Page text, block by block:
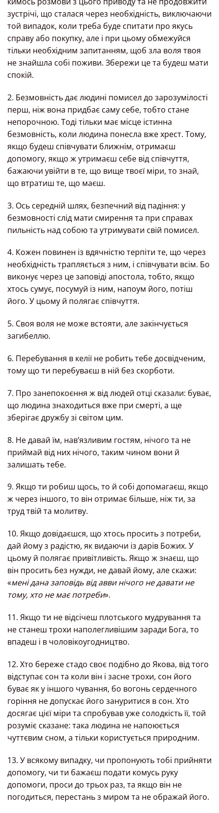
зустрічі, що сталася через необхідність, виключаючи
той випадок, коли треба буде спитати про якусь
справу або покупку, але і при цьому обмежуйся
тільки необхідним запитанням, щоб зла воля твоя
не знайшла собі поживи. Збережи це та будеш мати
спокій.
2. Безмовність дає людині помисел до зарозумілості
перш, ніж вона придбає саму себе, тобто стане
непорочною. Тоді тільки має місце істинна
безмовність, коли людина понесла вже хрест. Тому,
якщо будеш співчувати ближнім, отримаєш
допомогу, якщо ж утримаєш себе від співчуття,
бажаючи увійти в те, що вище твоєї міри, то знай,
що втратиш те, що маєш.
3. Ось середній шлях, безпечний від падіння: у
безмовності слід мати смирення та при справах
пильність над собою та утримувати свій помисел.
4. Кожен повинен із вдячністю терпіти те, що через
необхідність трапляється з ним, і співчувати всім. Бо
виконує через це заповіді апостола, тобто, якщо
хтось сумує, посумуй із ним, напоум його, потіш
його. У цьому й полягає співчуття.
5. Своя воля не може встояти, але закінчується
загибеллю.
6. Перебування в келії не робить тебе досвідченим,
тому що ти перебуваєш в ній без скорботи.
7. Про занепокоєння ж від людей отці сказали: буває,
що людина знаходиться вже при смерті, а ще
зберігає дружбу зі світом цим.
8. Не давай їм, навʼязливим гостям, нічого та не
приймай від них нічого, таким чином вони й
залишать тебе.
9. Якщо ти робиш щось, то й собі допомагаєш, якщо
ж через іншого, то він отримає більше, ніж ти, за
труд твій та молитву.
10. Якщо довідаєшся, що хтось просить з потреби,
дай йому з радістю, як видаючи із дарів Божих. У
цьому й полягає привітливість. Якщо ж знаєш, що
він просить без нужди, не давай йому, але скажи:
«мені дана заповідь від авви нічого не давати не
тому, хто не має потреби».
11. Якщо ти не відсічеш плотського мудрування та
не станеш трохи наполегливішим заради Бога, то
впадеш і в чоловікоугодництво.
12. Хто береже стадо своє подібно до Якова, від того
відступає сон та коли він і засне трохи, сон його
буває як у іншого чування, бо вогонь сердечного
горіння не допускає його зануритися в сон. Хто
досягає цієї міри та спробував уже солодкість її, той
розуміє сказане: така людина не напоюється
чуттєвим сном, а тільки користується природним.
13. У всякому випадку, чи пропонують тобі прийняти
допомогу, чи ти бажаєш подати комусь руку
допомоги, проси до трьох раз, та якщо він не
погодиться, перестань з миром та не ображай його.